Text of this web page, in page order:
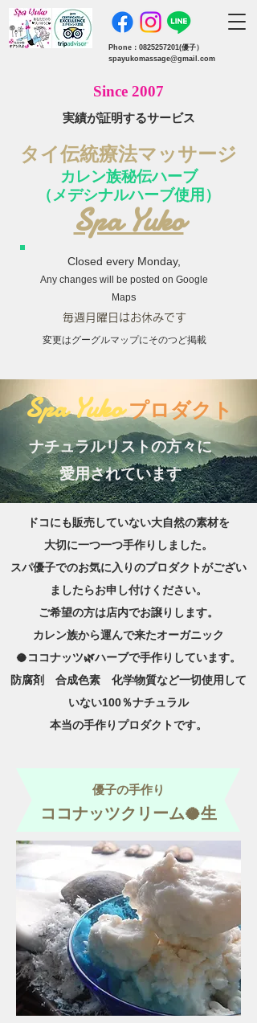
Phone：0825257201(優子）
spayukomassage@gmail.com
Since 2007
実績が証明するサービス
タイ伝統療法マッサージ
カレン族秘伝ハーブ
（メデシナルハーブ使用）
Spa Yuko
Closed every Monday,
Any changes will be posted on Google
Maps
毎週月曜日​はお休みです
変更はグーグルマップにそのつど掲載
Spa Yuko プロダクト
ナチュラルリストの方々に
愛用されています
ドコにも販売していない大自然の素材を
大切に一つ一つ手作りしました。
スパ優子でのお気に入りのプロダクトがござい
ましたらお申し付けください。
ご希望の方は店内でお譲りします。
​カレン族から運んで来たオーガニック
🥥ココナッツ🌿ハーブで手作りしています。
防腐剤 合成色素 化学物質など一切使用して
いない100％ナチュラル
本当の手作りプロダクトです。
優子の手作り
ココナッツクリーム🥥生